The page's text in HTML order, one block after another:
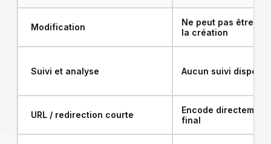
Modification
Ne peut pas être
la création
Suivi et analyse Aucun suivi
URL / redirection courte
Encode
final